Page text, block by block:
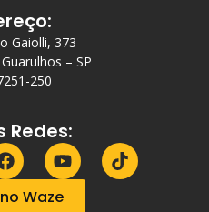
Gaiolli, 373
– SP
250
Redes:
Waze